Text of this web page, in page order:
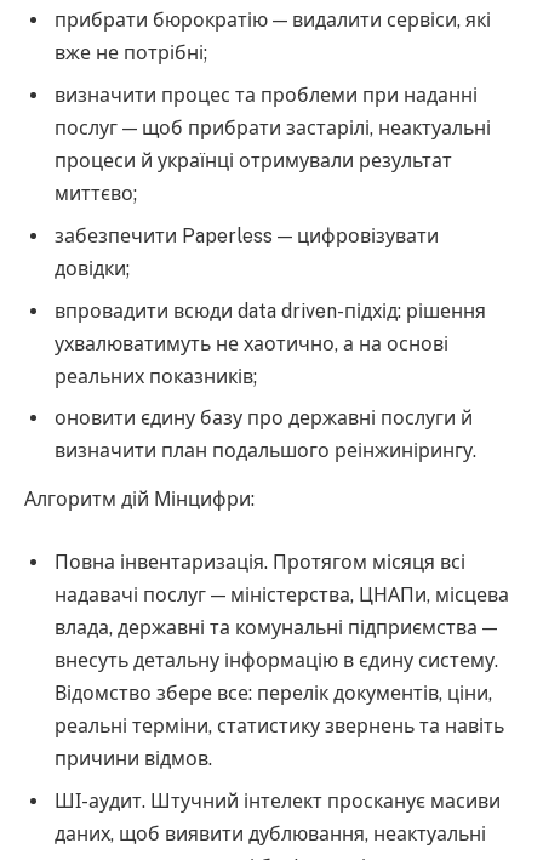
прибрати бюрократію — видалити сервіси, які
вже не потрібні;
визначити процес та проблеми при наданні
послуг — щоб прибрати застарілі, неактуальні
процеси й українці отримували результат
миттєво;
забезпечити Paperless — цифровізувати
довідки;
впровадити всюди data driven-підхід: рішення
ухвалюватимуть не хаотично, а на основі
реальних показників;
оновити єдину базу про державні послуги й
визначити план подальшого реінжинірингу.
Алгоритм дій Мінцифри:
Повна інвентаризація. Протягом місяця всі
надавачі послуг — міністерства, ЦНАПи, місцева
влада, державні та комунальні підприємства —
внесуть детальну інформацію в єдину систему.
Відомство збере все: перелік документів, ціни,
реальні терміни, статистику звернень та навіть
причини відмов.
ШІ-аудит. Штучний інтелект просканує масиви
даних, щоб виявити дублювання, неактуальні